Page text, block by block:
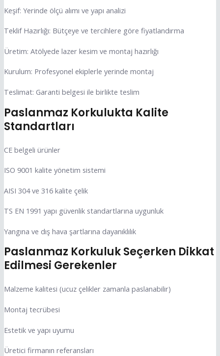
Keşif: Yerinde ölçü alımı ve yapı analizi
Teklif Hazırlığı: Bütçeye ve tercihlere göre fiyatlandırma
Üretim: Atölyede lazer kesim ve montaj hazırlığı
Kurulum: Profesyonel ekiplerle yerinde montaj
Teslimat: Garanti belgesi ile birlikte teslim
Paslanmaz Korkulukta Kalite
Standartları
CE belgeli ürünler
ISO 9001 kalite yönetim sistemi
AISI 304 ve 316 kalite çelik
TS EN 1991 yapı güvenlik standartlarına uygunluk
Yangına ve dış hava şartlarına dayanıklılık
Paslanmaz Korkuluk Seçerken Dikkat
Edilmesi Gerekenler
Malzeme kalitesi (ucuz çelikler zamanla paslanabilir)
Montaj tecrübesi
Estetik ve yapı uyumu
Üretici firmanın referansları